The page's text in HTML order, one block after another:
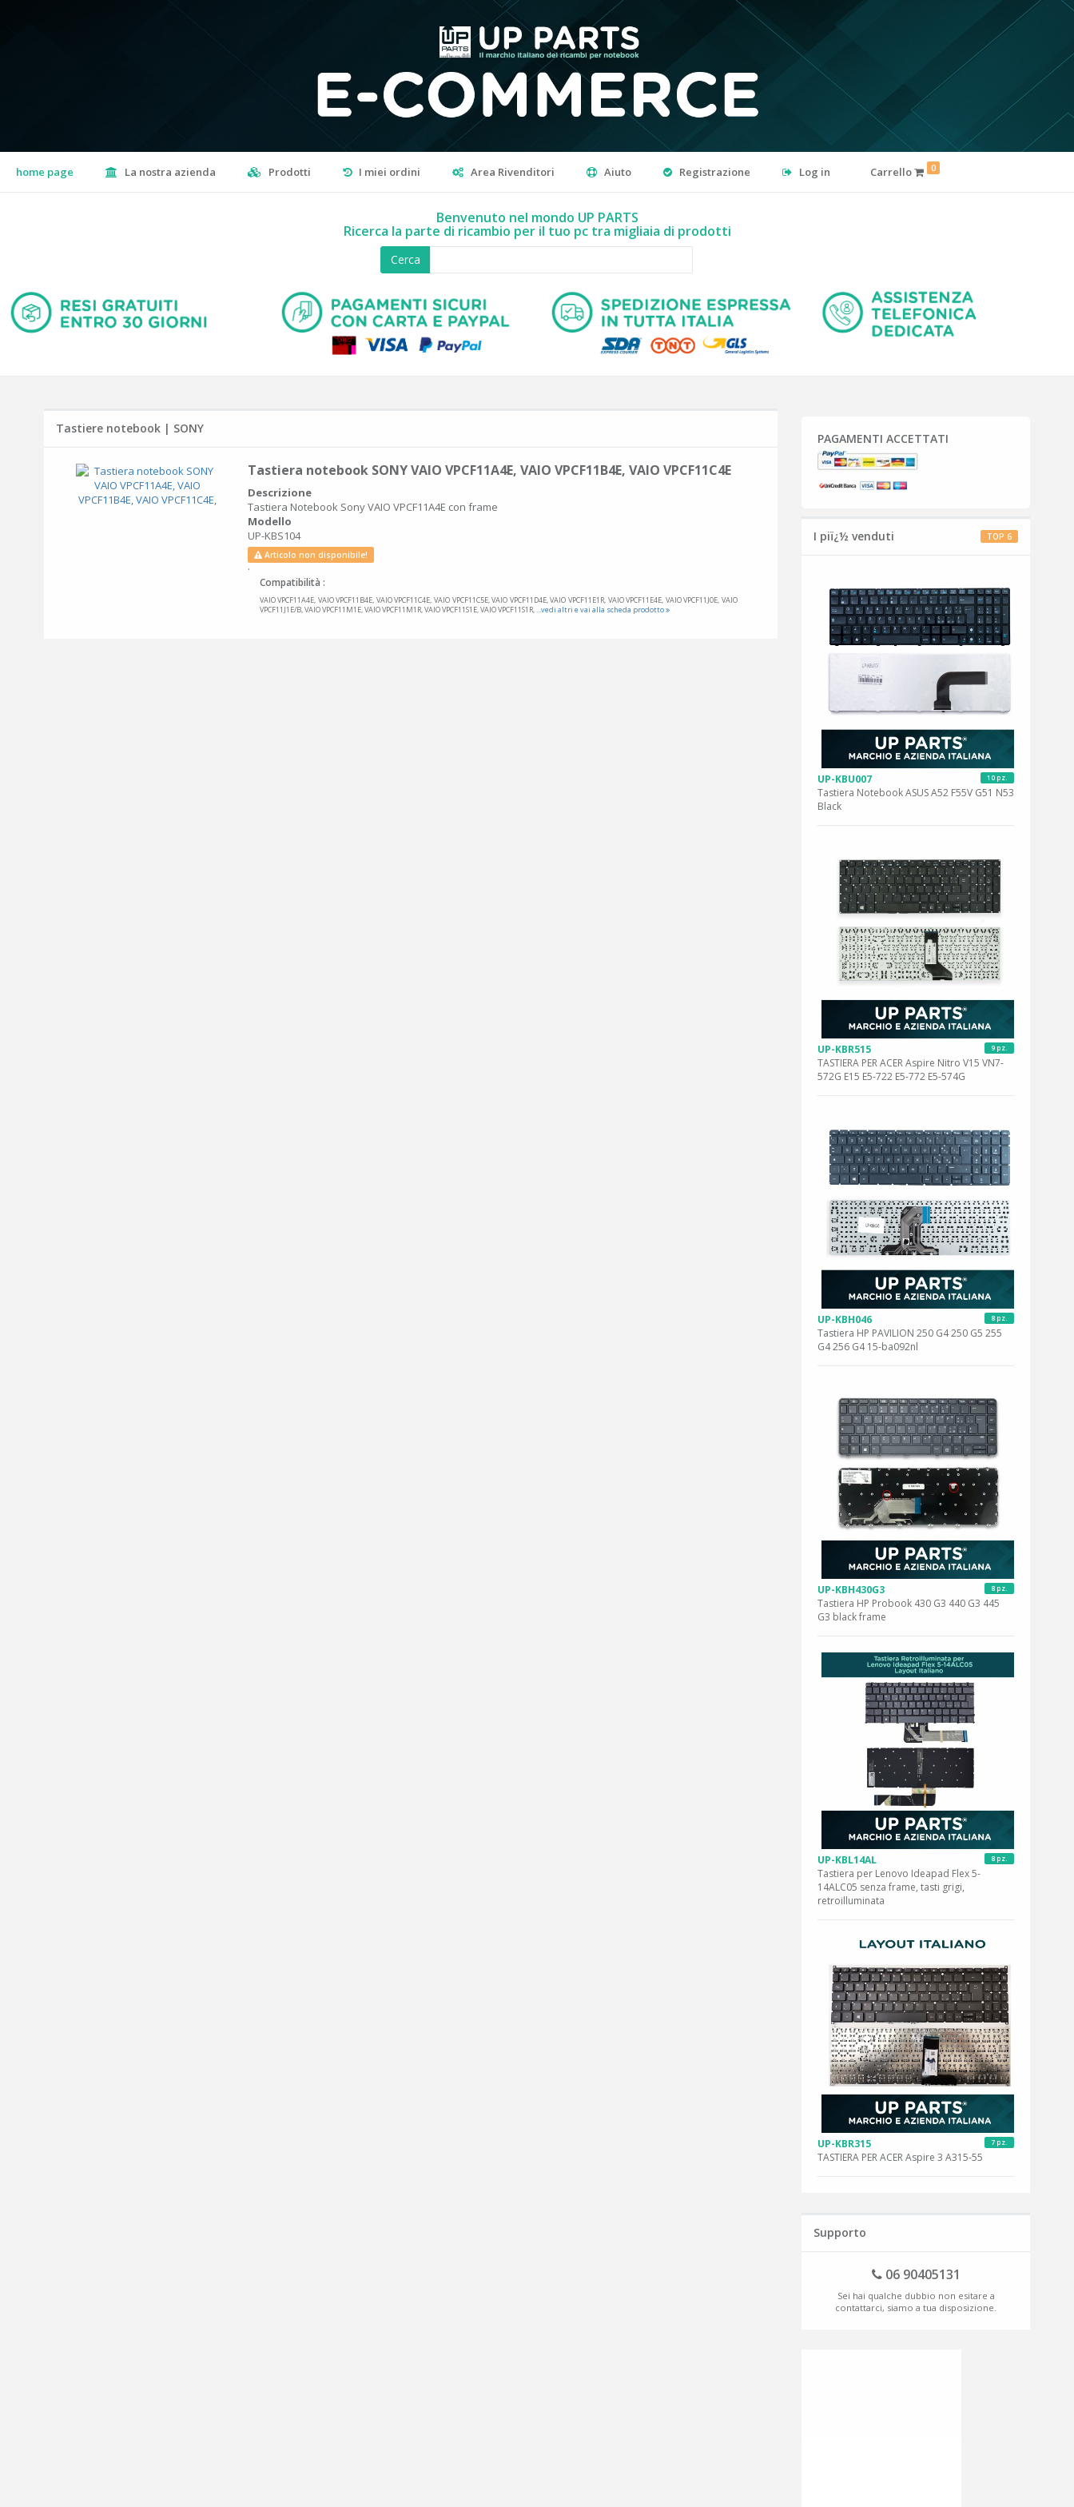
home page La nostra azienda Prodotti I miei ordini Area Rivenditori Aiuto Registrazione Log in Carrello 0
Benvenuto nel mondo UP PARTS
Ricerca la parte di ricambio per il tuo pc tra migliaia di prodotti
Cerca
Tastiere notebook | SONY
Tastiera notebook SONY VAIO VPCF11A4E, VAIO VPCF11B4E, VAIO VPCF11C4E
Descrizione
Tastiera Notebook Sony VAIO VPCF11A4E con frame
Modello
UP-KBS104
Articolo non disponibile!
.
Compatibilità :
VAIO VPCF11A4E, VAIO VPCF11B4E, VAIO VPCF11C4E, VAIO VPCF11C5E, VAIO VPCF11D4E, VAIO VPCF11E1R, VAIO VPCF11E4E, VAIO VPCF11J0E, VAIO
VPCF11J1E/B, VAIO VPCF11M1E, VAIO VPCF11M1R, VAIO VPCF11S1E, VAIO VPCF11S1R,...vedi altri e vai alla scheda prodotto
PAGAMENTI ACCETTATI
I piï¿½ venduti TOP 6
10 pz.
UP-KBU007
Tastiera Notebook ASUS A52 F55V G51 N53
Black
9 pz.
UP-KBR515
TASTIERA PER ACER Aspire Nitro V15 VN7-
572G E15 E5-722 E5-772 E5-574G
8 pz.
UP-KBH046
Tastiera HP PAVILION 250 G4 250 G5 255
G4 256 G4 15-ba092nl
8 pz.
UP-KBH430G3
Tastiera HP Probook 430 G3 440 G3 445
G3 black frame
8 pz.
UP-KBL14AL
Tastiera per Lenovo Ideapad Flex 5-
14ALC05 senza frame, tasti grigi,
retroilluminata
7 pz.
UP-KBR315
TASTIERA PER ACER Aspire 3 A315-55
Supporto
06 90405131
Sei hai qualche dubbio non esitare a
contattarci, siamo a tua disposizione.